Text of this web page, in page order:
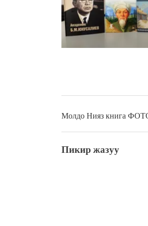
Садыр
үчүн,
менен
Royal
Молдо Нияз книга
Пикир жазуу